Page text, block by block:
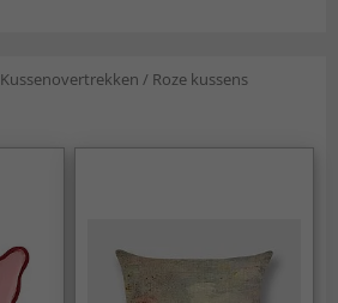
Kussenovertrekken / Roze kussens